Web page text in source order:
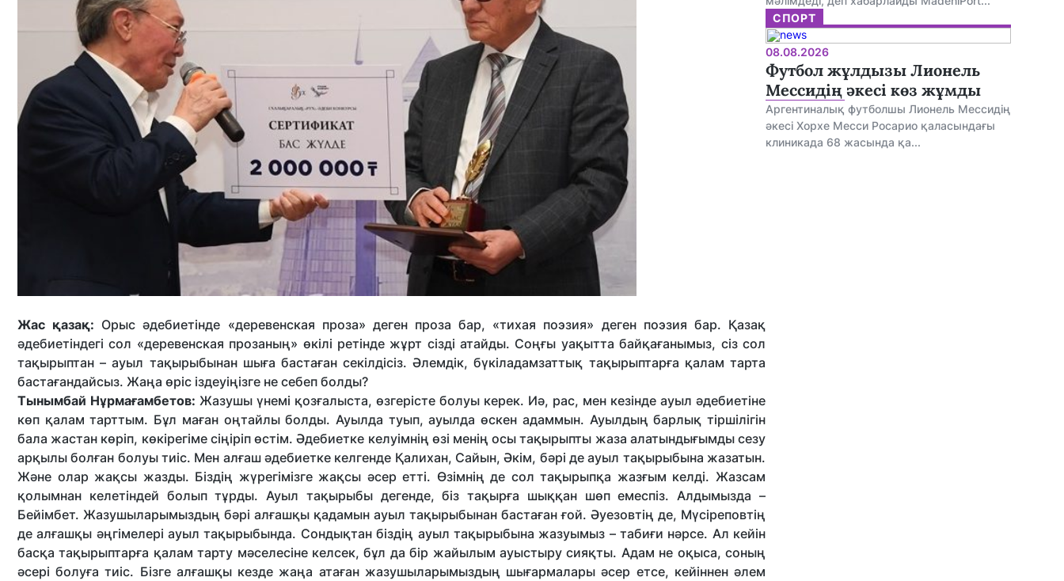
Жас қазақ: Орыс әдебиетінде «деревенская проза» деген проза бар, «тихая поэзия» деген поэзия бар. Қазақ
әдебиетіндегі сол «деревенская прозаның» өкілі ретінде жұрт сізді атайды. Соңғы уақытта байқағанымыз, сіз сол
тақырыптан – ауыл тақырыбынан шыға бастаған секілдісіз. Әлемдік, бүкіладамзаттық тақырыптарға қалам тарта
бастағандайсыз. Жаңа өріс іздеуіңізге не себеп болды?
Тынымбай Нұрмағамбетов: Жазушы үнемі қозғалыста, өзгерісте болуы керек. Иә, рас, мен кезінде ауыл әдебиетіне
көп қалам тарттым. Бұл маған оңтайлы болды. Ауылда туып, ауылда өскен адаммын. Ауылдың барлық тіршілігін
бала жастан көріп, көкірегіме сіңіріп өстім. Әдебиетке келуімнің өзі менің осы тақырыпты жаза алатындығымды сезу
арқылы болған болуы тиіс. Мен алғаш әдебиетке келгенде Қалихан, Сайын, Әкім, бәрі де ауыл тақырыбына жазатын.
Және олар жақсы жазды. Біздің жүрегімізге жақсы әсер етті. Өзімнің де сол тақырыпқа жазғым келді. Жазсам
қолымнан келетіндей болып тұрды. Ауыл тақырыбы дегенде, біз тақырға шыққан шөп емеспіз. Алдымызда –
Бейімбет. Жазушыларымыздың бәрі алғашқы қадамын ауыл тақырыбынан бастаған ғой. Әуезовтің де, Мүсіреповтің
де алғашқы әңгімелері ауыл тақырыбында. Сондықтан біздің ауыл тақырыбына жазуымыз – табиғи нәрсе. Ал кейін
басқа тақырыптарға қалам тарту мәселесіне келсек, бұл да бір жайылым ауыстыру сияқты. Адам не оқыса, соның
әсері болуға тиіс. Бізге алғашқы кезде жаңа атаған жазушыларымыздың шығармалары әсер етсе, кейіннен әлем
СПОРТ
08.08.2026
Футбол жұлдызы Лионель
Мессидің әкесі көз жұмды
Аргентиналық футболшы Лионель Мессидің
әкесі Хорхе Месси Росарио қаласындағы
клиникада 68 жасында қа...